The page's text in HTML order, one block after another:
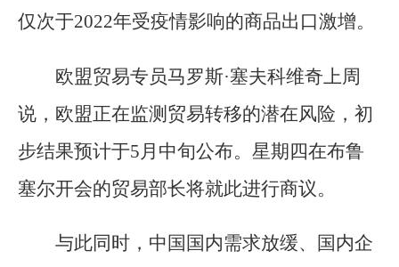
仅次于2022年受疫情影响的商品出口激增。
欧盟贸易专员马罗斯·塞夫科维奇上周
说，欧盟正在监测贸易转移的潜在风险，初
步结果预计于5月中旬公布。星期四在布鲁
塞尔开会的贸易部长将就此进行商议。
与此同时，中国国内需求放缓、国内企